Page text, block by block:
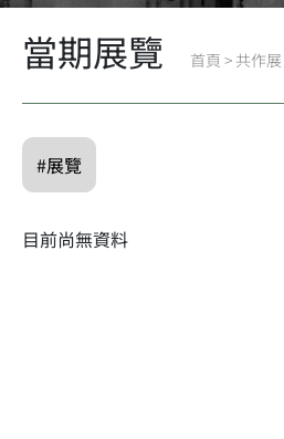
當期展覽 首頁 > 共作展
#展覽
目前尚無資料